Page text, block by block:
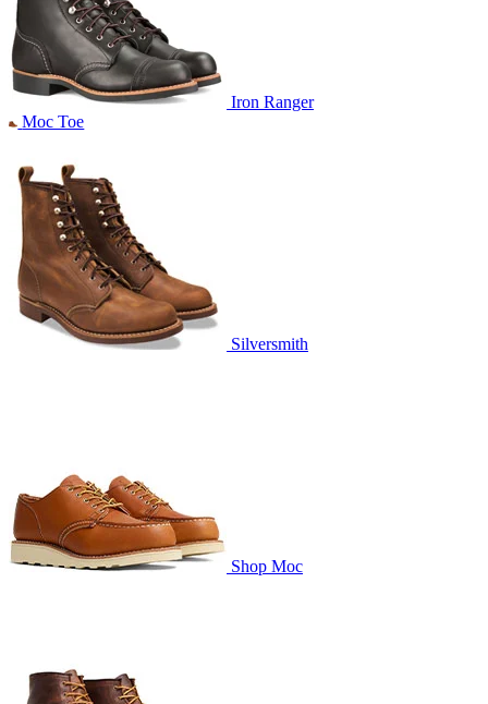
Iron Ranger
Moc Toe
Silversmith
Shop Moc